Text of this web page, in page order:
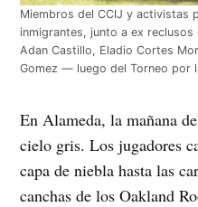
Miembros del CCIJ y activistas
inmigrantes, junto a ex
Adan Castillo, Eladio Cortes
Gomez — luego del Torneo por
En Alameda, la mañana
cielo gris. Los jugadores
capa de niebla hasta las
canchas de los Oakland